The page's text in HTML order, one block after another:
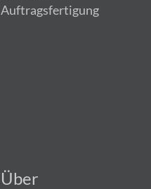
Auftragsfertigung
Über